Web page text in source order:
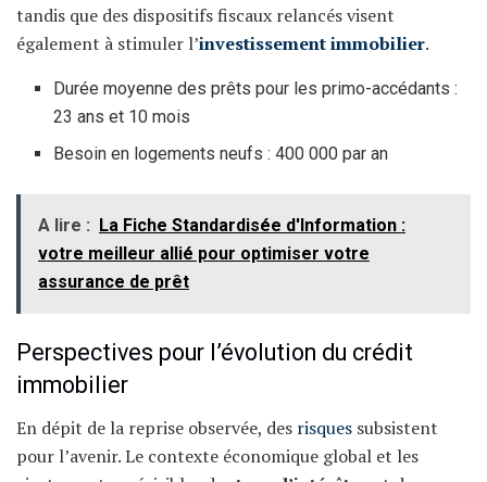
tandis que des dispositifs fiscaux relancés visent
également à stimuler l’investissement immobilier.
Durée moyenne des prêts pour les primo-accédants :
23 ans et 10 mois
Besoin en logements neufs : 400 000 par an
A lire : La Fiche Standardisée d'Information :
votre meilleur allié pour optimiser votre
assurance de prêt
Perspectives pour l’évolution du crédit
immobilier
En dépit de la reprise observée, des risques subsistent
pour l’avenir. Le contexte économique global et les